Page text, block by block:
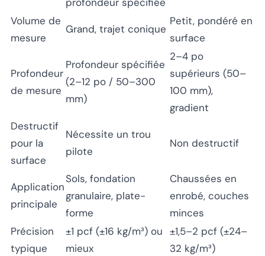
Volume de
mesure
Grand, trajet conique
Petit, pondéré en
surface
Profondeur
de mesure
Profondeur spécifiée
(2–12 po / 50–300
mm)
2–4 po
supérieurs (50–
100 mm),
gradient
Destructif
pour la
surface
Nécessite un trou
pilote
Non destructif
Application
principale
Sols, fondation
granulaire, plate-
forme
Chaussées en
enrobé, couches
minces
Précision
typique
±1 pcf (±16 kg/m³) ou
mieux
±1,5–2 pcf (±24–
32 kg/m³)